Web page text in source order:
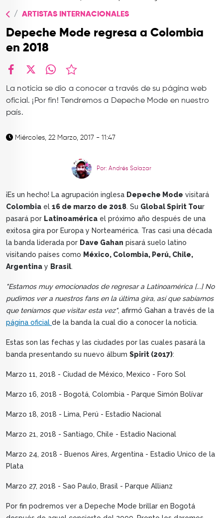
CONTACTO
ARTISTAS INTERNACIONALES
Depeche Mode regresa a Colombia
en 2018
La noticia se dio a conocer a través de su página web
oficial. ¡Por fin! Tendremos a Depeche Mode en nuestro
país.
Miércoles, 22 Marzo, 2017 - 11:47
Por: Andrés Salazar
¡Es un hecho! La agrupación inglesa Depeche Mode visitará
Colombia el 16 de marzo de 2018. Su Global Spirit Tour
pasará por Latinoamérica el próximo año después de una
exitosa gira por Europa y Norteamérica. Tras casi una década
la banda liderada por Dave Gahan pisará suelo latino
visitando países como México, Colombia, Perú, Chile,
Argentina y Brasil.
"Estamos muy emocionados de regresar a Latinoamérica [...] No
pudimos ver a nuestros fans en la última gira, así que sabíamos
que teníamos que visitar esta vez", afirmó Gahan a través de la
página oficial de la banda la cual dio a conocer la noticia.
Estas son las fechas y las ciudades por las cuales pasará la
banda presentando su nuevo álbum Spirit (2017):
Marzo 11, 2018 - Ciudad de México, Mexico - Foro Sol
Marzo 16, 2018 - Bogotá, Colombia - Parque Simón Bolívar
Marzo 18, 2018 - Lima, Perú - Estadio Nacional
Marzo 21, 2018 - Santiago, Chile - Estadio Nacional
Marzo 24, 2018 - Buenos Aires, Argentina - Estadio Unico de la
Plata
Marzo 27, 2018 - Sao Paulo, Brasil - Parque Allianz
Por fin podremos ver a Depeche Mode brillar en Bogotá